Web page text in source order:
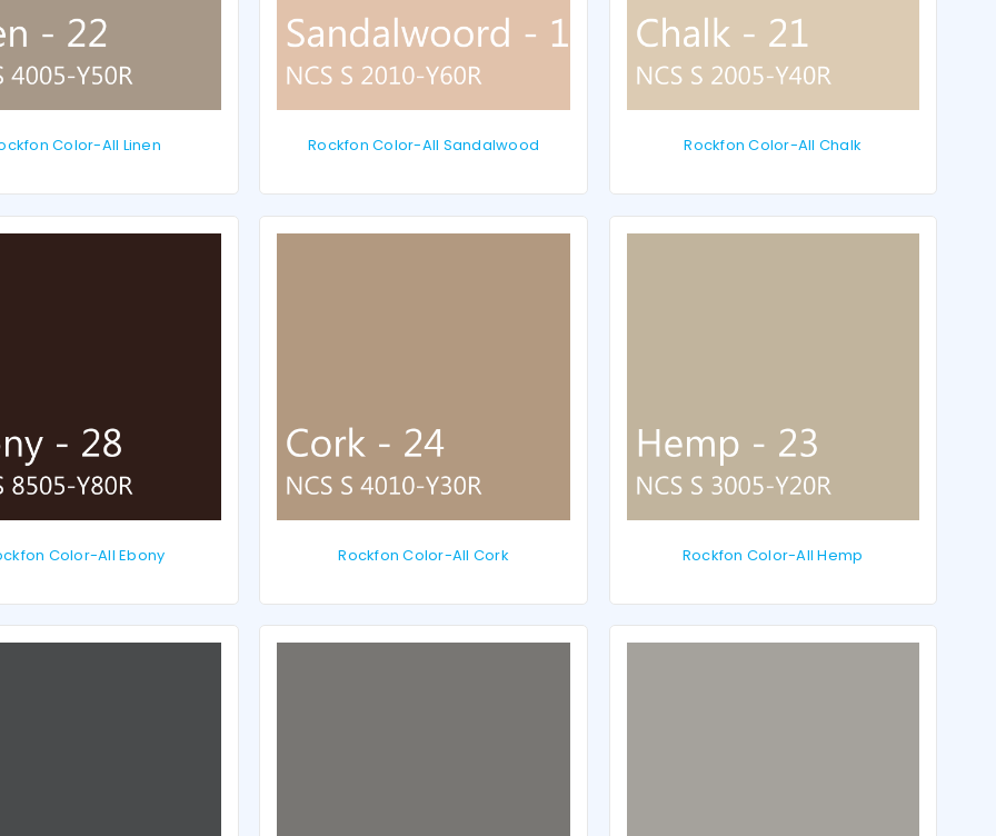
Color-All Linen Rockfon Color-All Sandalwood Rockfon Color-All Chalk
Color-All Ebony Rockfon Color-All Cork Rockfon Color-All Hemp